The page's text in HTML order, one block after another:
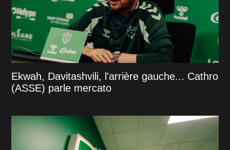
Ekwah, Davitashvili, l'arrière gauche... Cathro
(ASSE) parle mercato